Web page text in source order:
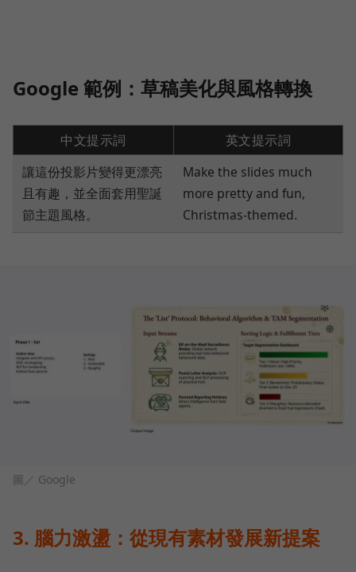
Google 範例：草稿美化與風格轉換
中文提示詞
英文提示詞
讓這份投影片變得更漂亮
且有趣，並全面套用聖誕
節主題風格。
Make the slides much
more pretty and fun,
Christmas-themed.
圖／ Google
3. 腦力激盪：從現有素材發展新提案